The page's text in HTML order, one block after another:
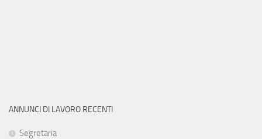
ANNUNCI DI LAVORO RECENTI
Segretaria